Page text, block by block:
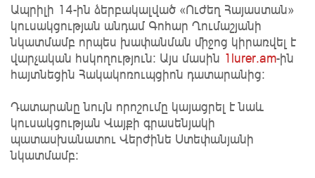
Ապրիլի 14-ին ձերբակալված «Ուժեղ Հայաստան»
կուսակցության անդամ Գոհար Ղումաշյանի
նկատմամբ որպես խափանման միջոց կիրառվել է
վարչական հսկողություն: Այս մասին 1lurer.am-ին
հայտնեցին Հակակոռուպցիոն դատարանից։
Դատարանը նույն որոշումը կայացրել է նաև
կուսակցության Վայքի գրասենյակի
պատասխանատու Վերժինե Ստեփանյանի
նկատմամբ։